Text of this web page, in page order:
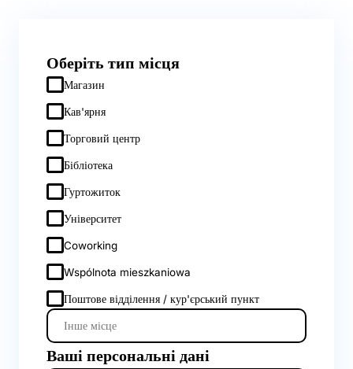
Оберіть тип місця
Магазин
Кав'ярня
Торговий центр
Бібліотека
Гуртожиток
Університет
Coworking
Wspólnota mieszkaniowa
Поштове відділення / кур'єрський пункт
Ваші персональні дані